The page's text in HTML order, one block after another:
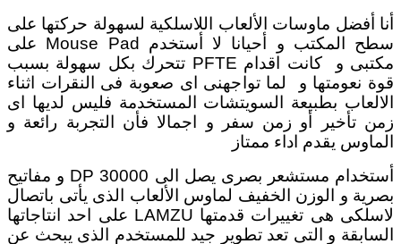
أنا أفضل ماوسات الألعاب اللاسلكية لسهولة حركتها على
سطح المكتب و أحيانا لا أستخدم Mouse Pad على
مكتبى و كانت اقدام PFTE تتحرك بكل سهولة بسبب
قوة نعومتها و لما تواجهنى اى صعوبة فى النقرات اثناء
الالعاب بطبيعة السويتشات المستخدمة فليس لديها اى
زمن تأخير أو زمن سفر و اجمالا فأن التجربة رائعة و
الماوس يقدم اداء ممتاز
أستخدام مستشعر بصرى يصل الى 30000 DP و مفاتيح
بصرية و الوزن الخفيف لماوس الألعاب الذى يأتى باتصال
لاسلكى هى تغييرات قدمتها LAMZU على احد انتاجاتها
السابقة و التى تعد تطوير جيد للمستخدم الذى يبحث عن